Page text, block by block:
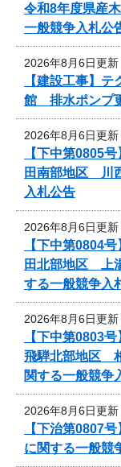
令和8年度県産
一般競争入札公
2026年8月6日更新
【建設工事】
館 排水ポンプ
2026年8月6日更新
【下中第0805
田南部地区 川
入札公告
2026年8月6日更新
【下中第0804
田北部地区 上
する一般競争入
2026年8月6日更新
【下中第0803
飛騨北部地区
関する一般競争
2026年8月6日更新
【下治第0807
に関する一般競